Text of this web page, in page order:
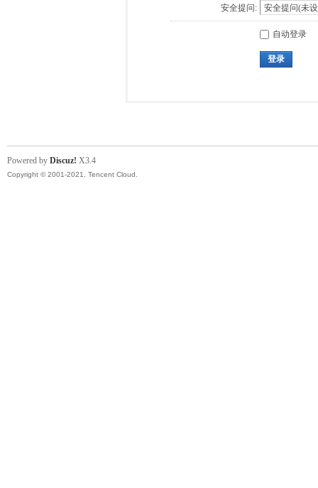
安全提问:
自动登录
登录
Powered by Discuz! X3.4
Copyright © 2001-2021, Tencent Cloud.